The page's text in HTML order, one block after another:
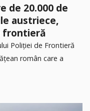
de 20.000 de
austriece,
frontieră
Poliției de Frontieră
român care a